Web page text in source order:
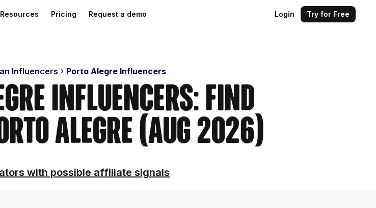
Resources Pricing Request a demo Login Try for Free
Influencers Porto Alegre Influencers
Influencers: Find
Alegre (Aug 2026)
with possible affiliate signals